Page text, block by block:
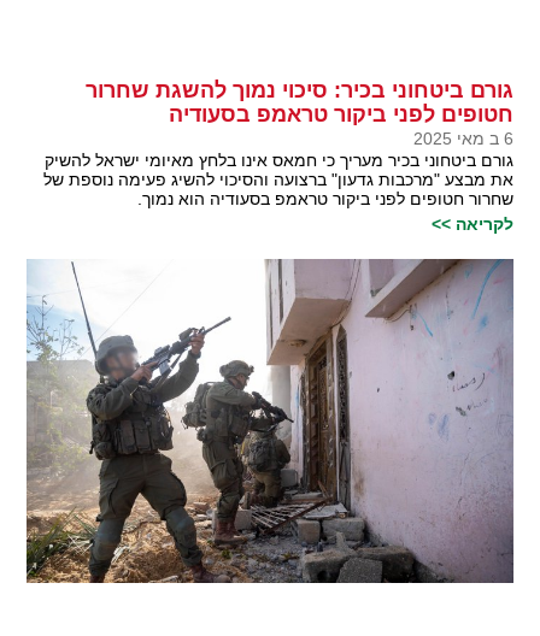
גורם ביטחוני בכיר: סיכוי נמוך להשגת שחרור
חטופים לפני ביקור טראמפ בסעודיה
6 ב מאי 2025
גורם ביטחוני בכיר מעריך כי חמאס אינו בלחץ מאיומי ישראל להשיק
את מבצע "מרכבות גדעון" ברצועה והסיכוי להשיג פעימה נוספת של
שחרור חטופים לפני ביקור טראמפ בסעודיה הוא נמוך.
לקריאה >>